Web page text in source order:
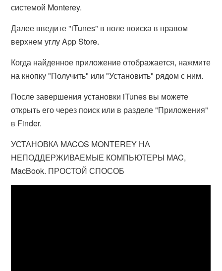
системой Monterey.
Далее введите "iTunes" в поле поиска в правом
верхнем углу App Store.
Когда найденное приложение отображается, нажмите
на кнопку "Получить" или "Установить" рядом с ним.
После завершения установки iTunes вы можете
открыть его через поиск или в разделе "Приложения"
в Finder.
УСТАНОВКА MACOS MONTEREY НА
НЕПОДДЕРЖИВАЕМЫЕ КОМПЬЮТЕРЫ MAC,
MacBook. ПРОСТОЙ СПОСОБ